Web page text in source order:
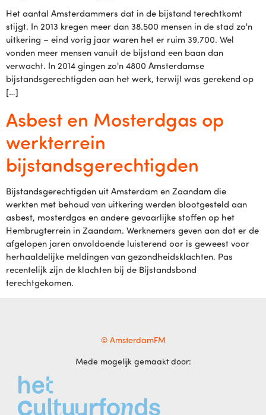
Het aantal Amsterdammers dat in de bijstand terechtkomt
stijgt. In 2013 kregen meer dan 38.500 mensen in de stad zo'n
uitkering – eind vorig jaar waren het er ruim 39.700. Wel
vonden meer mensen vanuit de bijstand een baan dan
verwacht. In 2014 gingen zo'n 4800 Amsterdamse
bijstandsgerechtigden aan het werk, terwijl was gerekend op
[…]
Asbest en Mosterdgas op
werkterrein
bijstandsgerechtigden
Bijstandsgerechtigden uit Amsterdam en Zaandam die
werkten met behoud van uitkering werden blootgesteld aan
asbest, mosterdgas en andere gevaarlijke stoffen op het
Hembrugterrein in Zaandam. Werknemers geven aan dat er de
afgelopen jaren onvoldoende luisterend oor is geweest voor
herhaaldelijke meldingen van gezondheidsklachten. Pas
recentelijk zijn de klachten bij de Bijstandsbond
terechtgekomen.
© AmsterdamFM
Mede mogelijk gemaakt door: